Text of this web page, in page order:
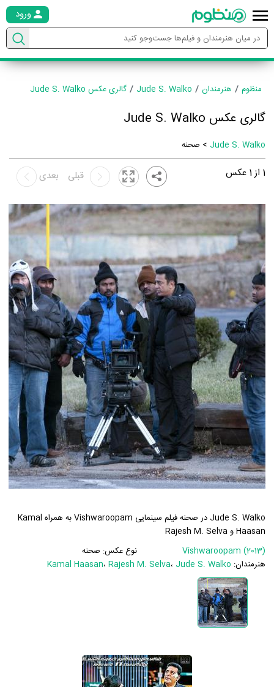
ورود
منظوم هنرمندان Jude S. Walko گالری عکس Jude S. Walko
گالری عکس Jude S. Walko
Jude S. Walko > صحنه
1 از1 عکس بعدی قبلی
Jude S. Walko در صحنه فیلم سینمایی Vishwaroopam به همراه Kamal
Haasan و Rajesh M. Selva
Vishwaroopam (2013)
نوع عکس: صحنه
هنرمندان:
Kamal Haasan، Rajesh M. Selva، Jude S. Walko